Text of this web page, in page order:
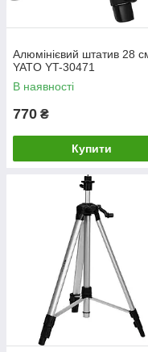
Алюмінієвий штатив 28
YATO YT-30471
В наявності
770 ₴
Купити